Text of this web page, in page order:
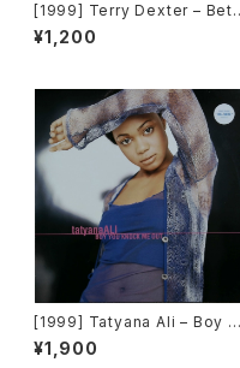
[1999] Terry Dexter – Bett
er Than Me [Warner Bros.
Records][在庫B]
¥1,200
[1999] Tatyana Ali – Boy Y
ou Knock Me Out [Epic]
¥1,900